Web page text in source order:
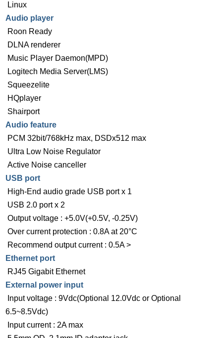
Linux
Audio player
Roon Ready
DLNA renderer
Music Player Daemon(MPD)
Logitech Media Server(LMS)
Squeezelite
HQplayer
Shairport
Audio feature
PCM 32bit/768kHz max, DSDx512 max
Ultra Low Noise Regulator
Active Noise canceller
USB port
High-End audio grade USB port x 1
USB 2.0 port x 2
Output voltage : +5.0V(+0.5V, -0.25V)
Over current protection : 0.8A at 20°C
Recommend output current : 0.5A >
Ethernet port
RJ45 Gigabit Ethernet
External power input
Input voltage : 9Vdc(Optional 12.0Vdc or Optional
6.5~8.5Vdc)
Input current : 2A max